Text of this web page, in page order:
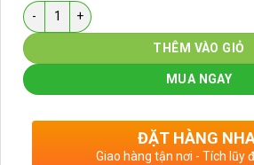
Số lượng
THÊM VÀO GIỎ
MUA NGAY
ĐẶT HÀNG
Giao hàng tận nơi - Tích lũy